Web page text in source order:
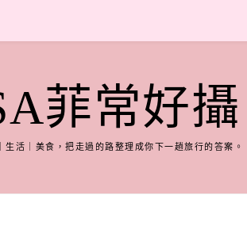
菲常好攝
生活｜美食，把走過的路整理成你下一趟旅行的答案。